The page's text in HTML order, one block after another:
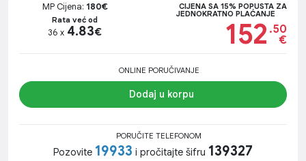
MP Cijena: 180€
Rata već od
36 x 4.83€
CIJENA SA 15% POPUSTA ZA
JEDNOKRATNO PLAĆANJE
152 .50
€
ONLINE PORUČIVANJE
Dodaj u korpu
PORUČITE TELEFONOM
Pozovite 19933 i pročitajte šifru 139327